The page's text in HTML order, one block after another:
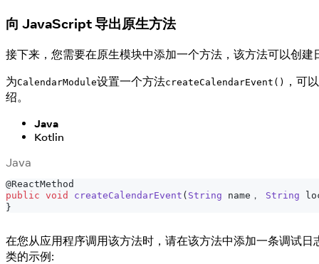
向 JavaScript 导出原生方法
接下来，您需要在原生模块中添加一个方法，该方法可以创
为CalendarModule设置一个方法createCalendarEvent()
，可
绍。
Java
Kotlin
Java
@ReactMethod
public void createCalendarEvent ( String name， String
}
在您从应用程序调用该方法时，请在该方法中添加一条调
类的示例: